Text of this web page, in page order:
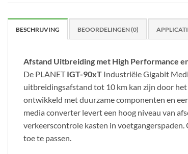
BESCHRIJVING BEOORDELINGEN (0)
Afstand Uitbreiding met High Performance
De PLANETIGT-90xT Industriële Gigabit
uitbreidingsafstand tot 10 km kan zijn door het
ontwikkeld met duurzame componenten en
media converter levert een hoog niveau van
verkeerscontrole kasten in
toe te passen.